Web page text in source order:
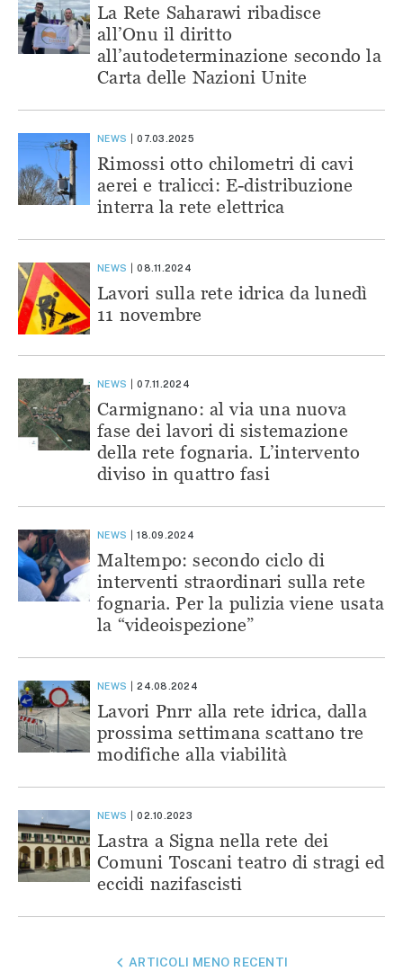
La Rete Saharawi ribadisce
all’Onu il diritto
all’autodeterminazione secondo la
Carta delle Nazioni Unite
NEWS 07.03.2025
Rimossi otto chilometri di cavi
aerei e tralicci: E-distribuzione
interra la rete elettrica
NEWS 08.11.2024
Lavori sulla rete idrica da lunedì
11 novembre
NEWS 07.11.2024
Carmignano: al via una nuova
fase dei lavori di sistemazione
della rete fognaria. L’intervento
diviso in quattro fasi
NEWS 18.09.2024
Maltempo: secondo ciclo di
interventi straordinari sulla rete
fognaria. Per la pulizia viene usata
la “videoispezione”
NEWS 24.08.2024
Lavori Pnrr alla rete idrica, dalla
prossima settimana scattano tre
modifiche alla viabilità
NEWS 02.10.2023
Lastra a Signa nella rete dei
Comuni Toscani teatro di stragi ed
eccidi nazifascisti
NAVIGAZIONEARTICOLI MENO RECENTI